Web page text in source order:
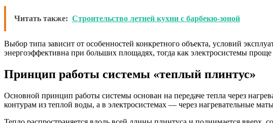
Читать также: Строительство летней кухни с барбекю-зоной
Выбор типа зависит от особенностей конкретного объекта, условий
энергоэффективна при больших площадях, тогда как электросистемы
Принцип работы системы «теплый плинтус»
Основной принцип работы системы основан на передаче тепла через
контурам из теплой воды, а в электросистемах — через нагревательные